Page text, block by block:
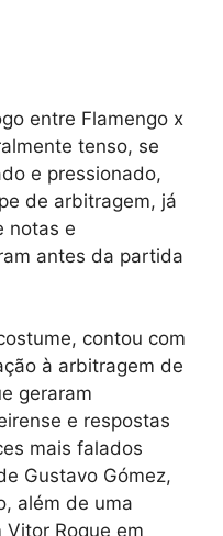
entre Flamengo x
tenso, se
e pressionado,
de arbitragem, já
notas e
antes da partida
contou com
à arbitragem de
geraram
e respostas
mais falados
Gustavo Gómez,
além de uma
Roque em